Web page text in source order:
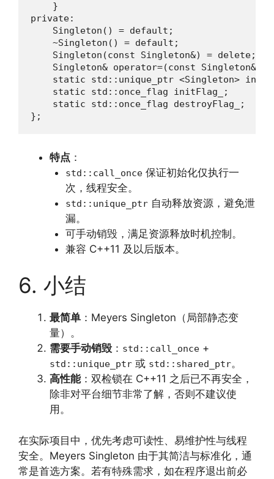
    }
private:
    Singleton() = default;
    ~Singleton() = default;
    Singleton(const Singleton&) = delete;
Singleton& operator=(const Singleton&)
static std::unique_ptr <Singleton>
    static std::once_flag initFlag_;
    static std::once_flag destroyFlag_;
};
特点 ：
std::call_once保证初始化仅执行一
次，线程安全。
std::unique_ptr自动释放资源，避免泄
漏。
可手动销毁，满足资源释放时机控制。
兼容 C++11 及以后版本。
6. 小结
最简单 ：Meyers Singleton（局部静态变
量）。
需要手动销毁 ： std::call_once +
std::unique_ptr 或 std::shared_ptr。
高性能：双检锁在 C++11 之后已不再安全，
除非对平台细节非常了解，否则不建议使
用。
在实际项目中，优先考虑可读性、易维护性与线程
安全。Meyers Singleton 由于其简洁与标准化，通
常是首选方案。若有特殊需求，如在程序退出前必